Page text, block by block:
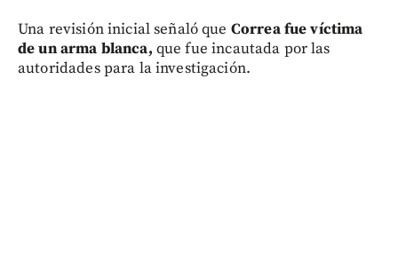
Una revisión inicial señaló que Correa fue víctima
de un arma blanca, que fue incautada por las
autoridades para la investigación.